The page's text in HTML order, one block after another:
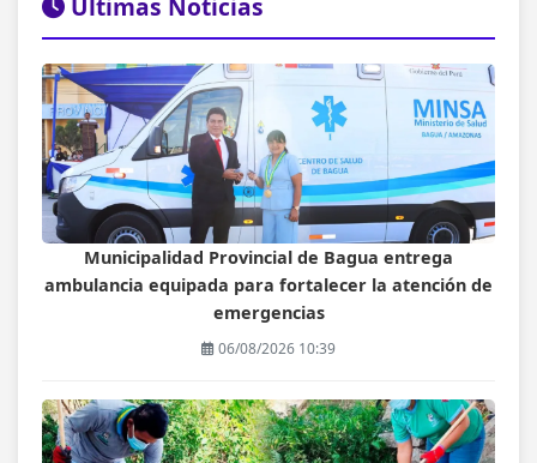
Últimas Noticias
Municipalidad Provincial de Bagua entrega
ambulancia equipada para fortalecer la atención de
emergencias
06/08/2026 10:39